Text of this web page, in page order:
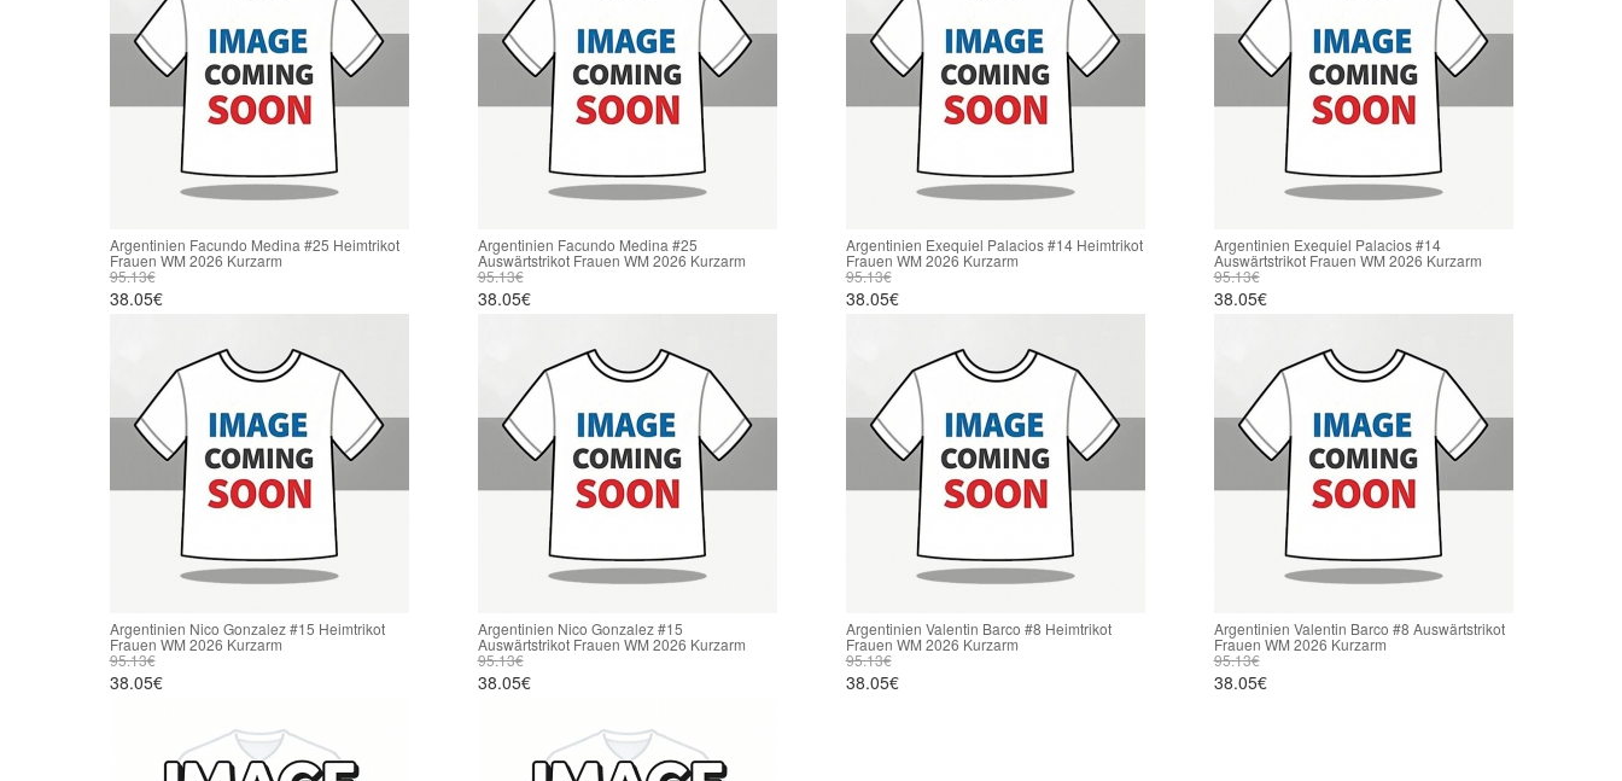
Argentinien Facundo Medina #25 Heimtrikot
Frauen WM 2026 Kurzarm
95.13€
38.05€
Argentinien Facundo Medina #25
Auswärtstrikot Frauen WM 2026 Kurzarm
95.13€
38.05€
Argentinien Exequiel Palacios #14 Heimtrikot
Frauen WM 2026 Kurzarm
95.13€
38.05€
Argentinien Exequiel Palacios #14
Auswärtstrikot Frauen WM 2026 Kurzarm
95.13€
38.05€
Argentinien Nico Gonzalez #15 Heimtrikot
Frauen WM 2026 Kurzarm
95.13€
38.05€
Argentinien Nico Gonzalez #15
Auswärtstrikot Frauen WM 2026 Kurzarm
95.13€
38.05€
Argentinien Valentin Barco #8 Heimtrikot
Frauen WM 2026 Kurzarm
95.13€
38.05€
Argentinien Valentin Barco #8 Auswärtstrikot
Frauen WM 2026 Kurzarm
95.13€
38.05€